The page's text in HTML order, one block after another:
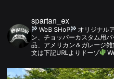
spartan_ex
WeB SHoP
オリジナル
ン、チョッパーカスタム用
品、アメリカン＆ガレージ
文は下記URLよりドーゾ